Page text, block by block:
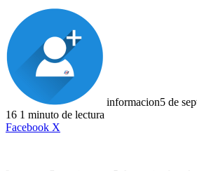
informacion5 de
16 1 minuto de lectura
Facebook X